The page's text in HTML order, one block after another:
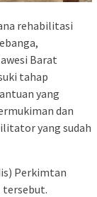
rehabilitasi
Barat
tahap
yang
dan
yang sudah
Perkimtan
tersebut.